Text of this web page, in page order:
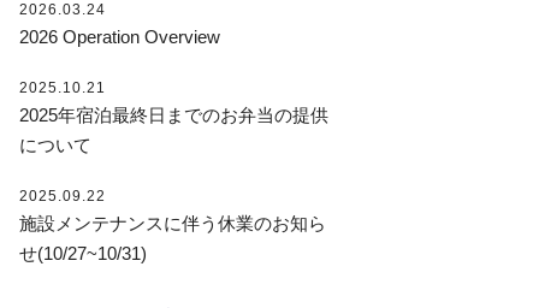
2026.03.24
2026 Operation Overview
2025.10.21
2025年宿泊最終日までのお弁当の提供
について
2025.09.22
施設メンテナンスに伴う休業のお知ら
せ(10/27~10/31)